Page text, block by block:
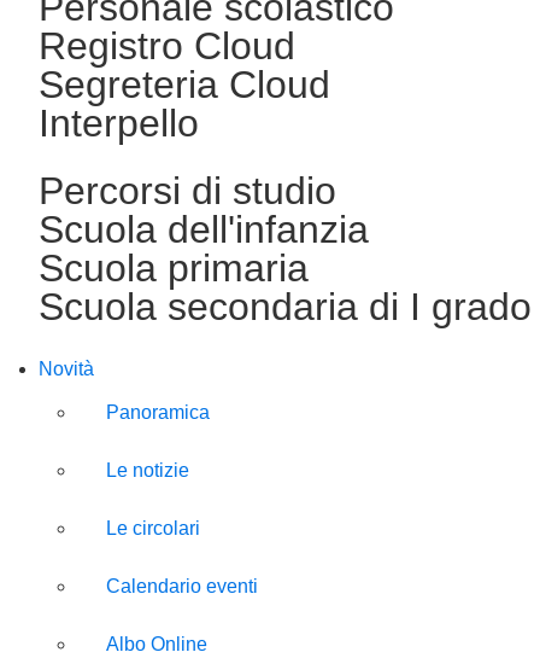
Registro Cloud
Segreteria Cloud
Interpello
Percorsi di studio
Scuola dell'infanzia
Scuola primaria
Scuola secondaria di I grado
Novità
Panoramica
Le notizie
Le circolari
Calendario eventi
Albo Online